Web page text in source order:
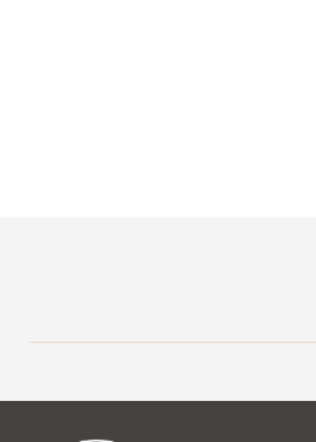
Rólunk
Büntető-eljárásjogi Tanszék